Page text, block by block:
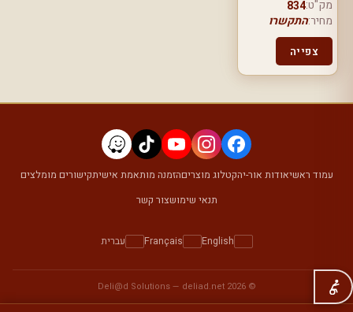
מק"ט:834
מחיר:התקשרו
צפייה
עמוד ראשיאודות אור-יהקטלוג מוצריםהזמנה מותאמת אישיתקישורים מומלצים
תנאי שימושצור קשר
English
Français עברית
© 2026
Deli@d Solutions— deliad.net